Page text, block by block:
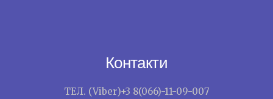
Контакти
ТЕЛ. (Viber)+3 8(066)-11-09-007